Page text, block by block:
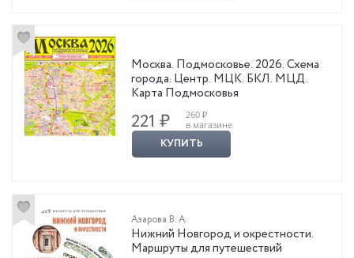
Москва. Подмосковье. 2026. Схема
города. Центр. МЦК. БКЛ. МЦД.
Карта Подмосковья
221 ₽
260 ₽
в магазине
КУПИТЬ
Азарова В. А.
Нижний Новгород и окрестности.
Маршруты для путешествий